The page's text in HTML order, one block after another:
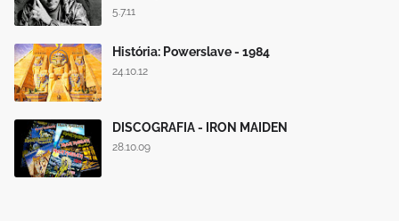
5.7.11
História: Powerslave - 1984
24.10.12
DISCOGRAFIA - IRON MAIDEN
28.10.09